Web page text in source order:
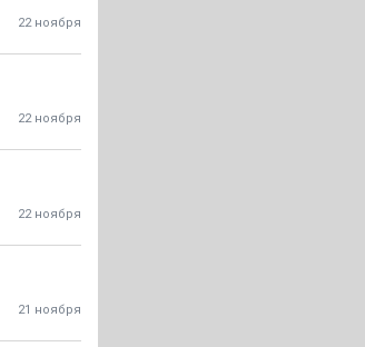
22 ноября
22 ноября
22 ноября
21 ноября